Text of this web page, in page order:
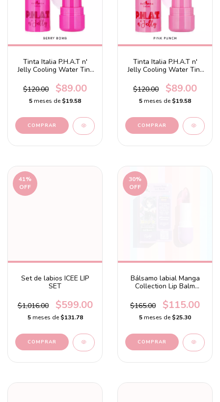
Tinta Italia P.H.A.T n'
Jelly Cooling Water Tint
$120.00
$89.00
5 meses de$19.58
Tinta Italia P.H.A.T n'
Jelly Cooling Water Tint
$120.00
$89.00
5 meses de$19.58
41%
OFF
Set de labios ICEE LIP
SET
$1,016.00 $599.00
5 meses de$131.78
30%
OFF
Bálsamo labial Manga
Collection Lip Balm
$165.00
$115.00
5 meses de$25.30